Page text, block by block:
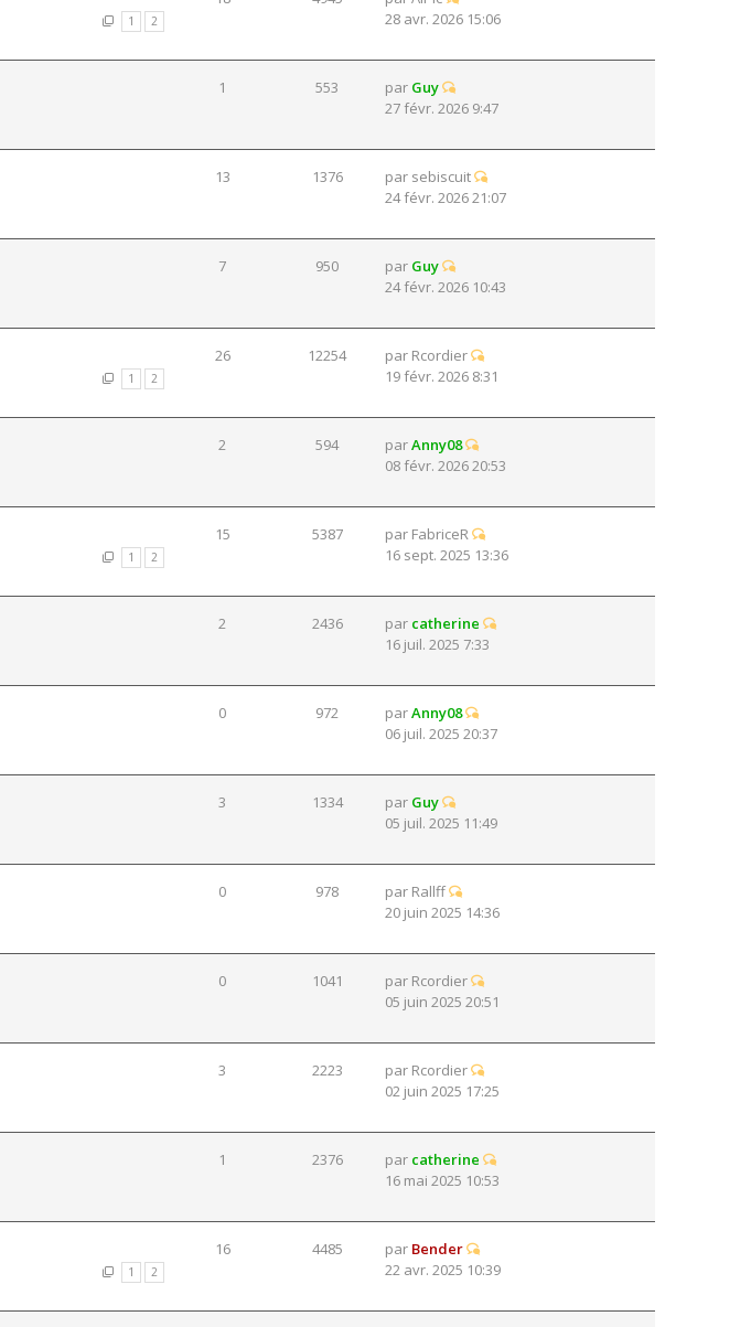
1 2
28 avr. 2026 15:06
1 553 par Guy
27 févr. 2026 9:47
13 1376 par sebiscuit
24 févr. 2026 21:07
7 950 par Guy
24 févr. 2026 10:43
1 2
26 12254 par Rcordier
19 févr. 2026 8:31
2 594 parAnny08
08 févr. 2026 20:53
1 2
15 5387 par FabriceR
16 sept. 2025 13:36
2 2436 par catherine
16 juil. 2025 7:33
0 972 parAnny08
06 juil. 2025 20:37
3 1334 par Guy
05 juil. 2025 11:49
0 978 par Rallff
20 juin 2025 14:36
0 1041 par Rcordier
05 juin 2025 20:51
3 2223 par Rcordier
02 juin 2025 17:25
1 2376 par catherine
16 mai 2025 10:53
1 2
16 4485 par Bender
22 avr. 2025 10:39